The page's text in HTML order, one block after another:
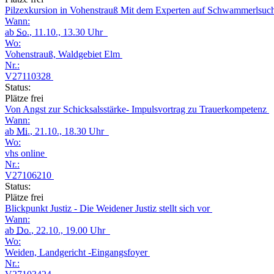
Pilzexkursion in Vohenstrauß Mit dem Experten auf
Wann:
ab So., 11.10., 13.30 Uhr
Wo:
Vohenstrauß, Waldgebiet Elm
Nr.:
V27110328
Status:
Plätze frei
Von Angst zur Schicksalsstärke- Impulsvortrag zu Trauerkompetenz
Wann:
ab Mi., 21.10., 18.30 Uhr
Wo:
vhs online
Nr.:
V27106210
Status:
Plätze frei
Blickpunkt Justiz - Die Weidener Justiz stellt sich vor
Wann:
ab Do., 22.10., 19.00 Uhr
Wo:
Weiden, Landgericht -Eingangsfoyer
Nr.: